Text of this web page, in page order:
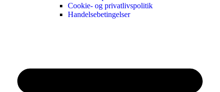
Cookie- og privatlivspolitik
Handelsebetingelser